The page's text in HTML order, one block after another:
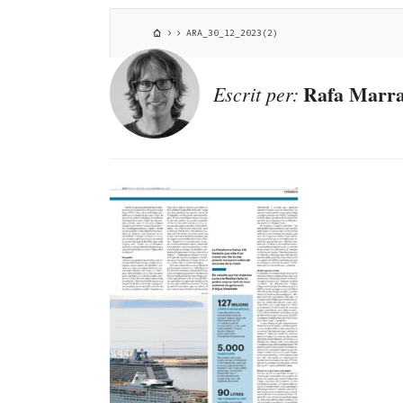
ARA_30_12_2023(2)
Escrit per: Rafa